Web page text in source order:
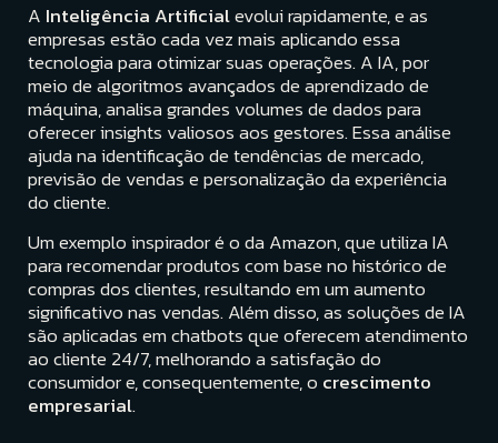
A Inteligência Artificialevolui rapidamente, e as
empresas estão cada vez mais aplicando essa
tecnologia para otimizar suas operações. A IA, por
meio de algoritmos avançados de aprendizado de
máquina, analisa grandes volumes de dados para
oferecer insights valiosos aos gestores. Essa análise
ajuda na identificação de tendências de mercado,
previsão de vendas e personalização da experiência
do cliente.
Um exemplo inspirador é o da Amazon, que utiliza IA
para recomendar produtos com base no histórico de
compras dos clientes, resultando em um aumento
significativo nas vendas. Além disso, as soluções de IA
são aplicadas em chatbots que oferecem atendimento
ao cliente 24/7, melhorando a satisfação do
consumidor e, consequentemente, o crescimento
empresarial.